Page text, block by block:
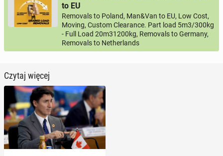
to EU
Removals to Poland, Man&Van to EU, Low Cost,
Moving, Custom Clearance. Part load 5m3/300kg
- Full Load 20m31200kg, Removals to Germany,
Removals to Netherlands
Czytaj więcej